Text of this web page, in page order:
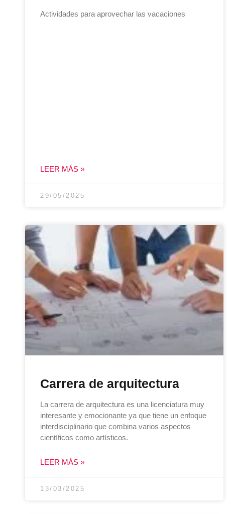
Actividades para aprovechar las vacaciones
LEER MÁS »
29/05/2025
Carrera de arquitectura
La carrera de arquitectura es una licenciatura muy
interesante y emocionante ya que tiene un enfoque
interdisciplinario que combina varios aspectos
científicos como artísticos.
LEER MÁS »
13/03/2025